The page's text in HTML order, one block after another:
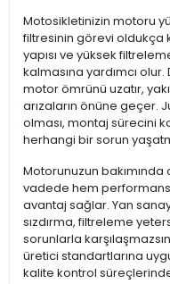
Motosikletinizin motoru
filtresinin görevi oldukça
yapısı ve yüksek
kalmasına yardımcı
motor ömrünü uzatır,
arızaların önüne geçer.
olması, montaj sürecini
herhangi bir sorun
Motorunuzun
vadede hem performans
avantaj sağlar. Yan
sızdırma, filtreleme
sorunlarla
üretici standartlarına
kalite kontrol